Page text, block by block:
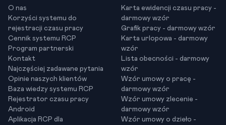
O nas
Korzyści systemu do
rejestracji czasu pracy
Cennik systemu RCP
Program partnerski
Kontakt
Najczęściej zadawane pytania
Opinie naszych klientów
Baza wiedzy systemu RCP
Rejestrator czasu pracy
Android
Aplikacja RCP dla
Karta ewidencji czasu pracy -
darmowy wzór
Grafik pracy - darmowy wzór
Karta urlopowa - darmowy
wzór
Lista obecności - darmowy
wzór
Wzór umowy o pracę -
darmowy wzór
Wzór umowy zlecenie -
darmowy wzór
Wzór umowy o dzieło -